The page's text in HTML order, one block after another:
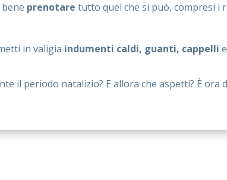
prenotare tutto quel che si può, compresi i
in valigia indumenti caldi, guanti, cappelli
il periodo natalizio? E allora che aspetti? È ora